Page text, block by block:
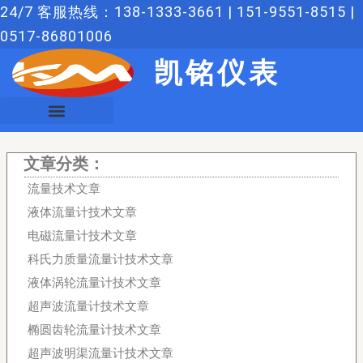
跳
至
24/7 客服热线：138-1333-3661 | 151-9551-8515 |
0517-86801006
凯铭仪表
文章分类：
流量技术文章
液体流量计技术文章
电磁流量计技术文章
科氏力质量流量计技术文章
液体涡轮流量计技术文章
超声波流量计技术文章
椭圆齿轮流量计技术文章
超声波明渠流量计技术文章